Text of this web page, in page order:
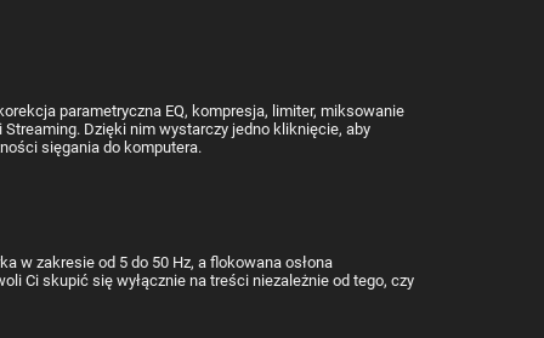
parametryczna EQ, kompresja, limiter, miksowanie
Dzięki nim wystarczy jedno kliknięcie, aby
sięgania do komputera.
w zakresie od 5 do 50 Hz, a flokowana osłona
Ci skupić się wyłącznie na treści niezależnie od tego, czy